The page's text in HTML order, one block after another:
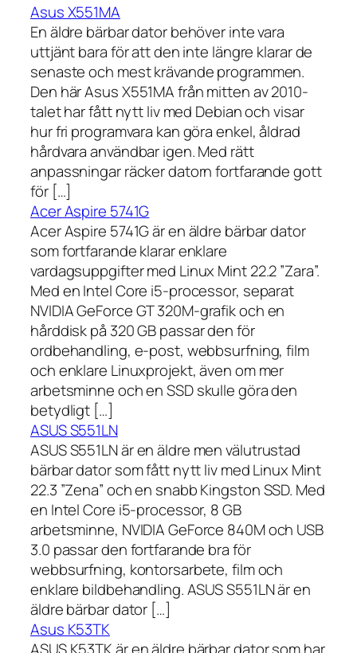
Asus X551MA
En äldre bärbar dator behöver inte vara
uttjänt bara för att den inte längre klarar de
senaste och mest krävande programmen.
Den här Asus X551MA från mitten av 2010-
talet har fått nytt liv med Debian och visar
hur fri programvara kan göra enkel, åldrad
hårdvara användbar igen. Med rätt
anpassningar räcker datorn fortfarande gott
för […]
Acer Aspire 5741G
Acer Aspire 5741G är en äldre bärbar dator
som fortfarande klarar enklare
vardagsuppgifter med Linux Mint 22.2 ”Zara”.
Med en Intel Core i5-processor, separat
NVIDIA GeForce GT 320M-grafik och en
hårddisk på 320 GB passar den för
ordbehandling, e-post, webbsurfning, film
och enklare Linuxprojekt, även om mer
arbetsminne och en SSD skulle göra den
betydligt […]
ASUS S551LN
ASUS S551LN är en äldre men välutrustad
bärbar dator som fått nytt liv med Linux Mint
22.3 ”Zena” och en snabb Kingston SSD. Med
en Intel Core i5-processor, 8 GB
arbetsminne, NVIDIA GeForce 840M och USB
3.0 passar den fortfarande bra för
webbsurfning, kontorsarbete, film och
enklare bildbehandling. ASUS S551LN är en
äldre bärbar dator […]
Asus K53TK
ASUS K53TK är en äldre bärbar dator som har